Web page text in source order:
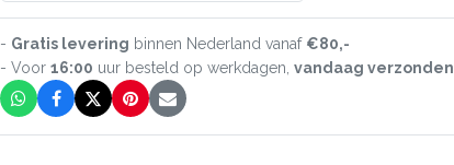
- Gratis levering binnen Nederland vanaf €80,-
- Voor 16:00 uur besteld op werkdagen, vandaag verzonden